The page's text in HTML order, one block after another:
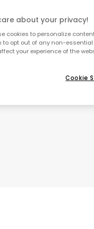
about your privacy!
cookies to personalize
to opt out of any non-
your experience of the
Cookie